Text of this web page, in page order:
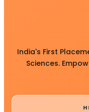
India's First
Sciences.